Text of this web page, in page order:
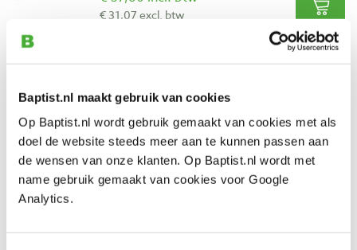
Baptist.nl maakt gebruik van cookies
Op Baptist.nl wordt gebruik gemaakt van cookies met als
doel de website steeds meer aan te kunnen passen aan
de wensen van onze klanten. Op Baptist.nl wordt met
name gebruik gemaakt van cookies voor Google
Analytics.
€ 31,07 excl. btw
Vergelijken
Famag Azobé slangenboor Ø 14 x 380
mm
Artikelnummer: 975284
€ 45,50 incl. btw